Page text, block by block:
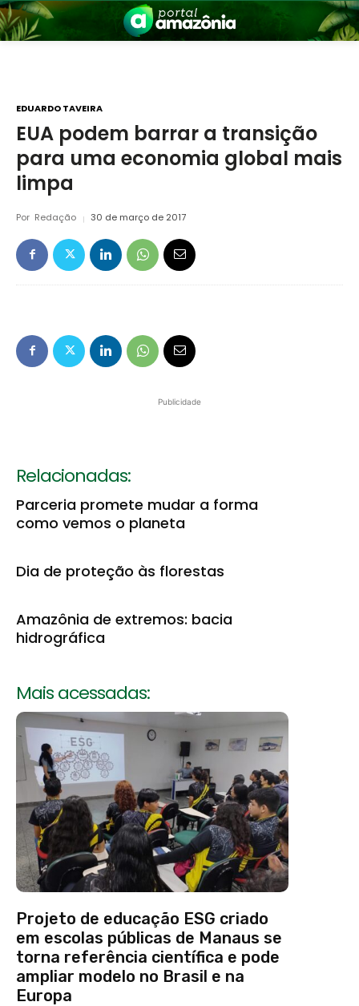
EDUARDO TAVEIRA
EUA podem barrar a transição
para uma economia global mais
limpa
Por Redação 30 de março de 2017
Publicidade
Relacionadas:
Parceria promete mudar a forma
como vemos o planeta
Dia de proteção às florestas
Amazônia de extremos: bacia
hidrográfica
Mais acessadas:
Projeto de educação ESG criado
em escolas públicas de Manaus se
torna referência científica e pode
ampliar modelo no Brasil e na
Europa